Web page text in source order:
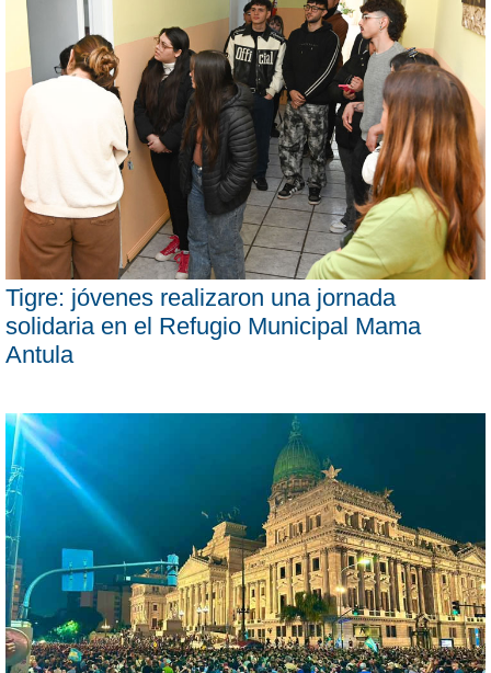
Tigre: jóvenes realizaron una jornada
solidaria en el Refugio Municipal Mama
Antula